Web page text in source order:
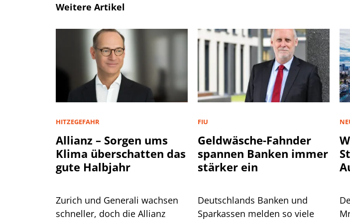
Weitere Artikel
HITZEGEFAHR
Allianz – Sorgen ums
Klima überschatten das
gute Halbjahr
Zurich und Generali wachsen
schneller, doch die Allianz
FIU
Geldwäsche-Fahnder
spannen Banken immer
stärker ein
Deutschlands Banken und
Sparkassen melden so viele